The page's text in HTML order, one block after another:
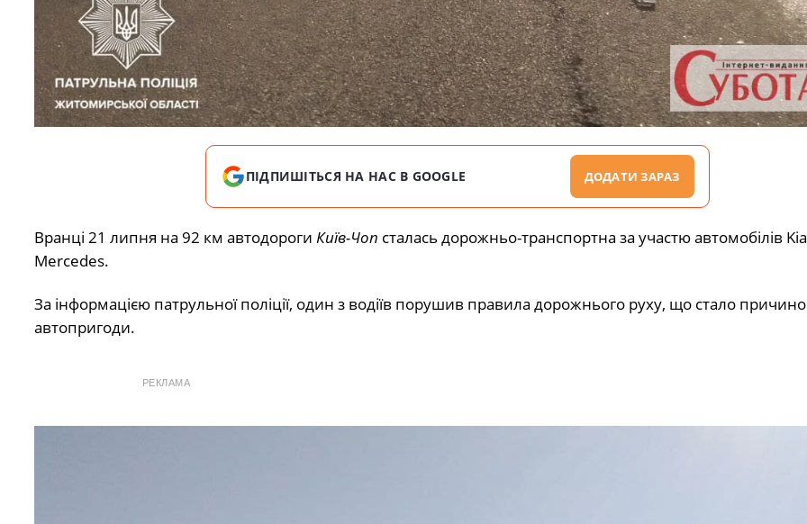
ПІДПИШІТЬСЯ НА НАС В GOOGLE ДОДАТИ ЗАРАЗ
Вранці 21 липня на 92 км автодороги Київ-Чоп сталась дорожньо-транспортна за участю автомобілів
Mercedes.
За інформацією патрульної поліції, один з водіїв порушив правила дорожнього руху, що стало
автопригоди.
РЕКЛАМА